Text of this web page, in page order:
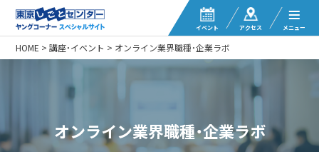
イベント アクセス メニュー
HOME >講座・イベント > オンライン業界職種・企業ラボ
オンライン業界職種・企業ラボ